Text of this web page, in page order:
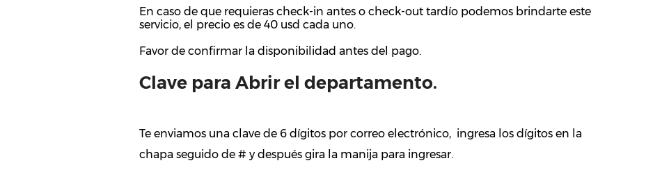
En caso de que requieras check-in antes o check-out tardío podemos brindarte este
servicio, el precio es de 40 usd cada uno.
Favor de confirmar la disponibilidad antes del pago.
Clave para Abrir el departamento.
Te enviamos una clave de 6 dígitos por correo electrónico, ingresa los dígitos en la
chapa seguido de # y después gira la manija para ingresar.